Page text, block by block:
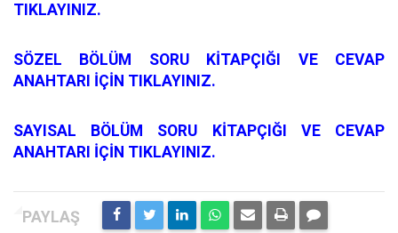
TIKLAYINIZ.
SÖZEL BÖLÜM SORU KİTAPÇIĞI VE CEVAP
ANAHTARI İÇİN TIKLAYINIZ.
SAYISAL BÖLÜM SORU KİTAPÇIĞI VE CEVAP
ANAHTARI İÇİN TIKLAYINIZ.